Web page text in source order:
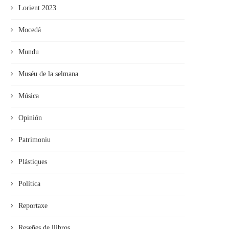
Lorient 2023
Mocedá
Mundu
Muséu de la selmana
Música
Opinión
Patrimoniu
Plástiques
Política
Reportaxe